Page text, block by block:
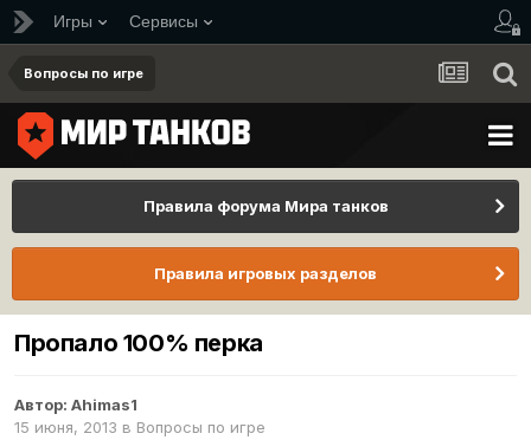
Игры Сервисы
Вопросы по игре
Правила форума Мира танков
Правила игровых разделов
Пропало 100% перка
Автор: Ahimas1
15 июня, 2013 в Вопросы по игре